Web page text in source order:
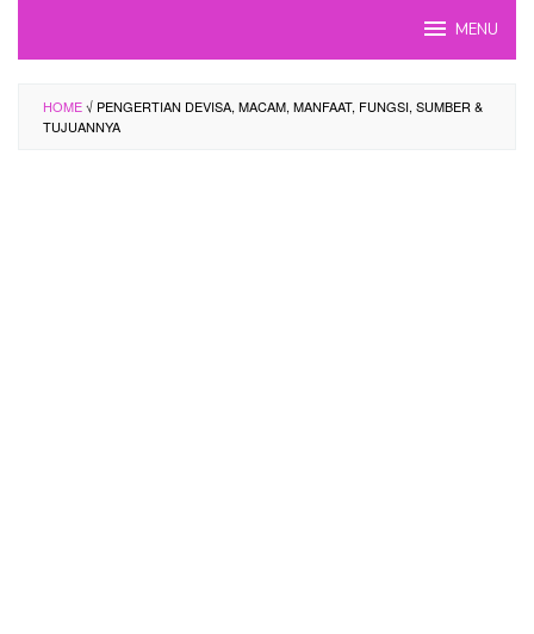
MENU
HOME√ PENGERTIAN DEVISA, MACAM, MANFAAT, FUNGSI, SUMBER &
TUJUANNYA